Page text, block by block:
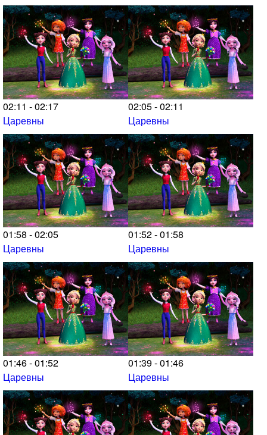
02:11 - 02:17
Царевны
02:05 - 02:11
Царевны
01:58 - 02:05
Царевны
01:52 - 01:58
Царевны
01:46 - 01:52
Царевны
01:39 - 01:46
Царевны